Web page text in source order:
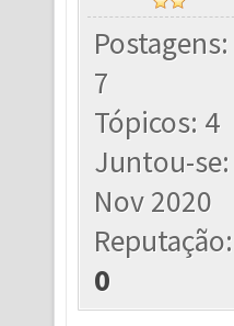
Postagens:
7
Tópicos: 4
Juntou-se:
Nov 2020
Reputação:
0